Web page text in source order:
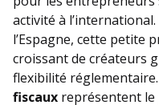
activité à
l’Espagne, cette petite
croissant de créateurs
flexibilité
fiscaux représentent le